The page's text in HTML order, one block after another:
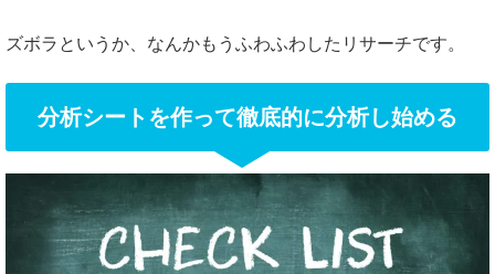
ズボラというか、なんかもうふわふわしたリサーチです。
分析シートを作って徹底的に分析し始める